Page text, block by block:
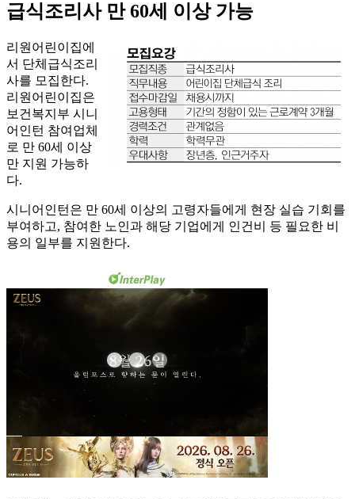
급식조리사 만 60세 이상 가능
리원어린이집에
서 단체급식조리
사를 모집한다.
리원어린이집은
보건복지부 시니
어인턴 참여업체
로 만 60세 이상
만 지원 가능하
다.
시니어인턴은 만 60세 이상의 고령자들에게 현장 실습 기회를
부여하고, 참여한 노인과 해당 기업에게 인건비 등 필요한 비
용의 일부를 지원한다.